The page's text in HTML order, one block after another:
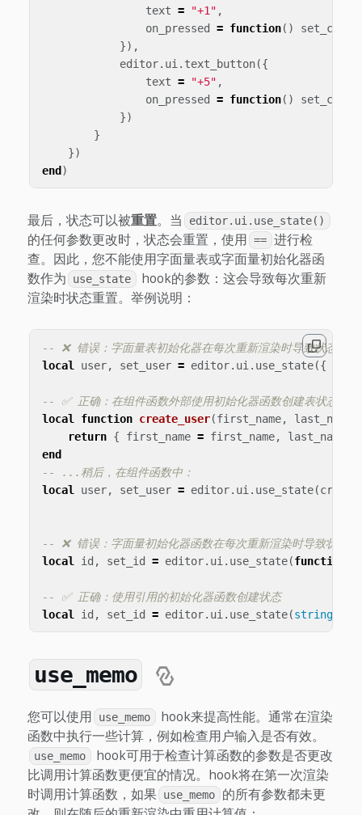
text = "+1" ,
on_pressed
= function() set_count
}),
editor. ui . text_button({
text = "+5" ,
on_pressed
= function() set_count
})
}
})
end )
最后，状态可以被重置。当 editor.ui.use_state()
的任何参数更改时，状态会重置，使用 == 进行检
查。因此，您不能使用字面量表或字面量初始化器函
数作为
use_state
hook的参数：这会导致每次重新
渲染时状态重置。举例说明：
-- ❌ 错误：字面量表初始化器在每次重新渲染时导致状态重置
local
user, set_user = editor. ui . use_state({
-- ✅ 正确：在组件函数外部使用初始化器函数创建表状态
local
function create_user(first_name, last_name
return { first_name = first_name, last_name
end
-- ...稍后，在组件函数中：
local
user, set_user = editor. ui . use_state(
-- ❌ 错误：字面量初始化器函数在每次重新渲染时导致状态重
local
id , set_id = editor. ui . use_state(function
-- ✅ 正确：使用引用的初始化器函数创建状态
local
id , set_id = editor. ui . use_state(
use_memo
您可以使用 use_memo
hook来提高性能。通常在渲染
函数中执行一些计算，例如检查用户输入是否有效。
use_memo
hook可用于检查计算函数的参数是否更改
比调用计算函数更便宜的情况。hook将在第一次渲染
时调用计算函数，如果 use_memo
的所有参数都未更